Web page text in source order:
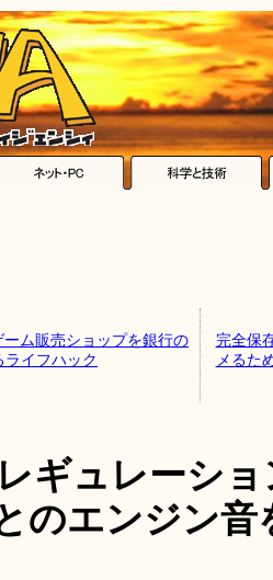
ム販売ショップを銀行の
イフハック
完全保
メるた
ギュレーシ
のエンジン音